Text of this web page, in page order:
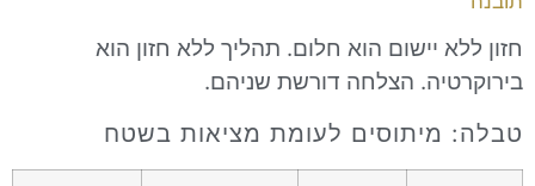
יישום הוא חלום. תהליך ללא חזון הוא
הצלחה דורשת שניהם.
לעומת מציאות בשטח